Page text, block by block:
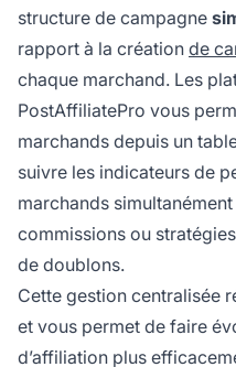
structure de campagne
rapport à la création de
chaque marchand. Les
PostAffiliatePro vous
marchands depuis un
suivre les indicateurs de
marchands
commissions ou
de doublons.
Cette gestion centralisée
et vous permet de faire
d’affiliation plus